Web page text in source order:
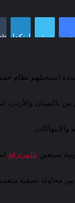
تويتر لينكدإن
‏
استجبلهم نظام
تستعين بالمرتزقة
محاولة تصفية